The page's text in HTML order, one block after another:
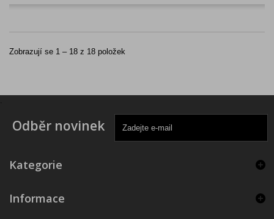
Zobrazují se 1 – 18 z 18 položek
.
Odběr novinek
Kategorie
Informace